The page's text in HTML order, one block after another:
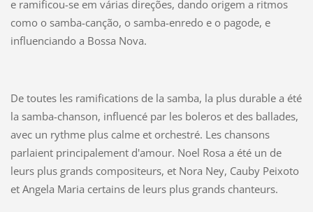
e ramificou-se em várias direções, dando origem a ritmos
como o samba-canção, o samba-enredo e o pagode, e
influenciando a Bossa Nova.
De toutes les ramifications de la samba, la plus durable a été
la samba-chanson, influencé par les boleros et des ballades,
avec un rythme plus calme et orchestré. Les chansons
parlaient principalement d'amour. Noel Rosa a été un de
leurs plus grands compositeurs, et Nora Ney, Cauby Peixoto
et Angela Maria certains de leurs plus grands chanteurs.